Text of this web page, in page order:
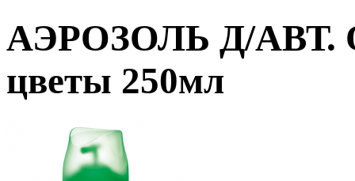
АЭРОЗОЛЬ Д/АВТ.
цветы 250мл